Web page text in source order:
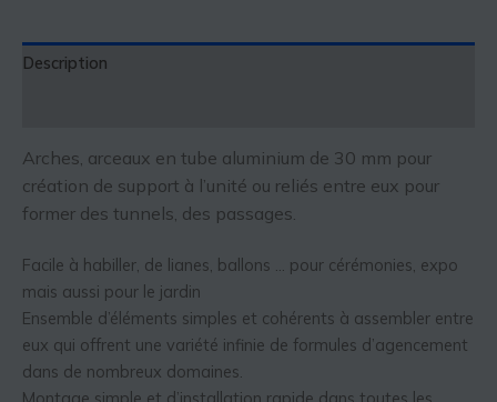
Description
Arches, arceaux en tube aluminium de 30 mm pour
création de support à l’unité ou reliés entre eux pour
former des tunnels, des passages.
Facile à habiller, de lianes, ballons … pour cérémonies, expo
mais aussi pour le jardin
Ensemble d’éléments simples et cohérents à assembler entre
eux qui offrent une variété infinie de formules d’agencement
dans de nombreux domaines.
Montage simple et d’installation rapide dans toutes les